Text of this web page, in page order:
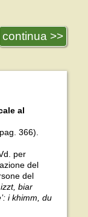
continua >>
al
366).
per
del
del
biar
i khimm, du